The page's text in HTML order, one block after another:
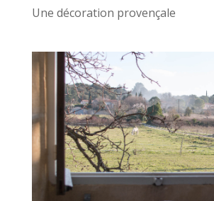
Une décoration provençale